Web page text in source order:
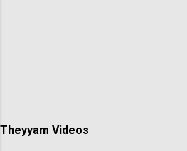
Theyyam Videos